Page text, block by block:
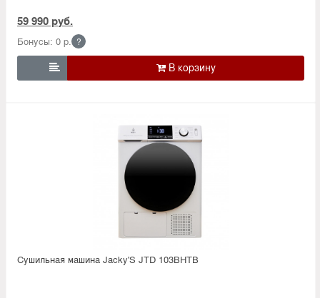
59 990 руб.
Бонусы: 0 р. ?

Сушильная машина Jacky'S JTD 103BHTB